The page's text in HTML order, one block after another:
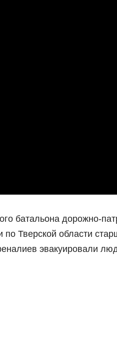
батальона дорожно-
Тверской области
эвакуировали